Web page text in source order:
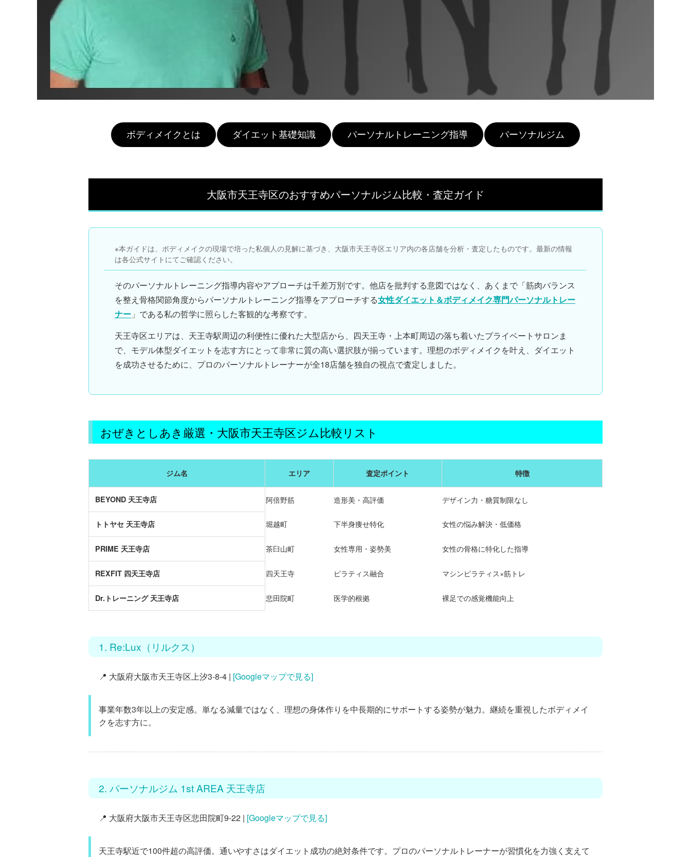
ボディメイクとは ダイエット基礎知識 パーソナルトレーニング指導 パーソナルジム
大阪市天王寺区のおすすめパーソナルジム比較・査定ガイド
※本ガイドは、ボディメイクの現場で培った私個人の見解に基づき、大阪市天王寺区エリア内の各店舗を分析・査定したものです。最新の情報
は各公式サイトにてご確認ください。
そのパーソナルトレーニング指導内容やアプローチは千差万別です。他店を批判する意図ではなく、あくまで「筋肉バランス
を整え骨格関節角度からパーソナルトレーニング指導をアプローチする女性ダイエット＆ボディメイク専門パーソナルトレー
ナー 」である私の哲学に照らした客観的な考察です。
天王寺区エリアは、天王寺駅周辺の利便性に優れた大型店から、四天王寺・上本町周辺の落ち着いたプライベートサロンま
で、 モデル体型ダイエット を志す方にとって非常に質の高い選択肢が揃っています。理想のボディメイク を叶え、 ダイエット
を成功させるために、プロのパーソナルトレーナーが全18店舗を独自の視点で査定しました。
おぜきとしあき厳選・大阪市天王寺区ジム比較リスト
ジム名 エリア 査定ポイント 特徴
BEYOND 天王寺店 阿倍野筋 造形美・高評価 デザイン力・糖質制限なし
トトヤセ 天王寺店 堀越町 下半身痩せ特化 女性の悩み解決・低価格
PRIME 天王寺店 茶臼山町 女性専用・姿勢美 女性の骨格に特化した指導
REXFIT 四天王寺店 四天王寺 ピラティス融合 マシンピラティス×筋トレ
Dr.トレーニング 天王寺店 悲田院町 医学的根拠 裸足での感覚機能向上
1. Re:Lux（リルクス）
📍 大阪府大阪市天王寺区上汐3-8-4 | [Googleマップで見る]
事業年数3年以上の安定感。単なる減量ではなく、理想の身体作りを中長期的にサポートする姿勢が魅力。継続を重視したボディメイ
ク を志す方に。
2. パーソナルジム 1st AREA 天王寺店
📍 大阪府大阪市天王寺区悲田院町9-22 | [Googleマップで見る]
天王寺駅近で100件超の高評価。通いやすさはダイエット 成功の絶対条件です。プロのパーソナルトレーナーが習慣化を力強く支えて